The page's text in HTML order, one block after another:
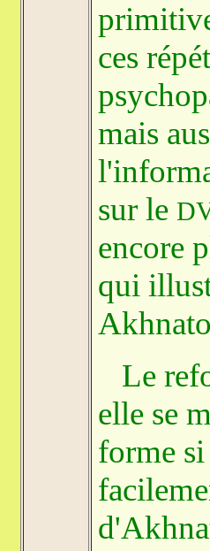
ces
mais
sur le
encore
qui
Le
elle se
forme